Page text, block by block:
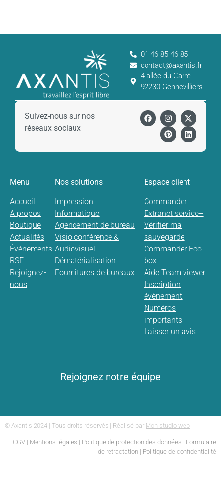
01 46 85 46 85
contact@axantis.fr
4 allée du Carré
92230 Gennevilliers
Suivez-nous sur nos
réseaux sociaux
Menu
Accueil
A propos
Boutique
Actualités
Évènements
RSE
Rejoignez-
nous
Nos solutions
Impression
Informatique
Agencement de bureau
Visio conférence &
Audiovisuel
Dématérialisation
Fournitures de bureaux
Espace client
Commander
Extranet service+
Vérifier ma
sauvegarde
Commander Eco
box
Aide Team viewer
Inscription
évènement
Numéros
importants
Laisser un avis
Rejoignez notre équipe
© Axantis 2024 | Tous droits réservés | Réalisé par Mon studio web
CGV | Mentions légales | Politique de protection des données | Formulaire
de rétractation | Politique de confidentialité